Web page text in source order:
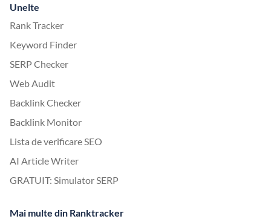
Unelte
Rank Tracker
Keyword Finder
SERP Checker
Web Audit
Backlink Checker
Backlink Monitor
Lista de verificare SEO
AI Article Writer
GRATUIT: Simulator SERP
Mai multe din Ranktracker